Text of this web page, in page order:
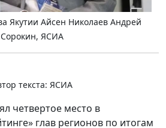
Якутии Айсен Николаев Андрей
Сорокин, ЯСИА
текста: ЯСИА
четвертое место в
глав регионов по итогам